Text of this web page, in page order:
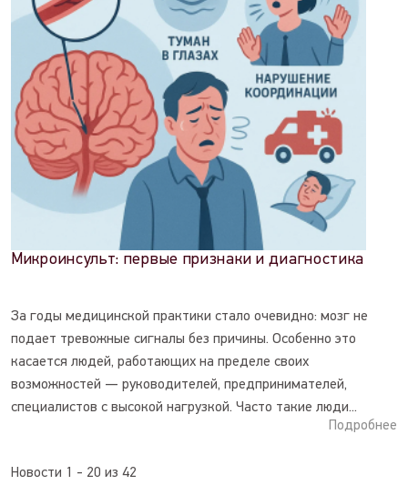
Микроинсульт: первые признаки и диагностика
За годы медицинской практики стало очевидно: мозг не
подает тревожные сигналы без причины. Особенно это
касается людей, работающих на пределе своих
возможностей — руководителей, предпринимателей,
специалистов с высокой нагрузкой. Часто такие люди...
Подробнее
Новости 1 - 20 из 42